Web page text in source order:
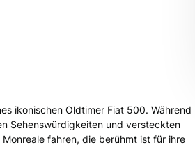
ikonischen Oldtimer Fiat 500. Während
Sehenswürdigkeiten und versteckten
fahren, die berühmt ist für ihre